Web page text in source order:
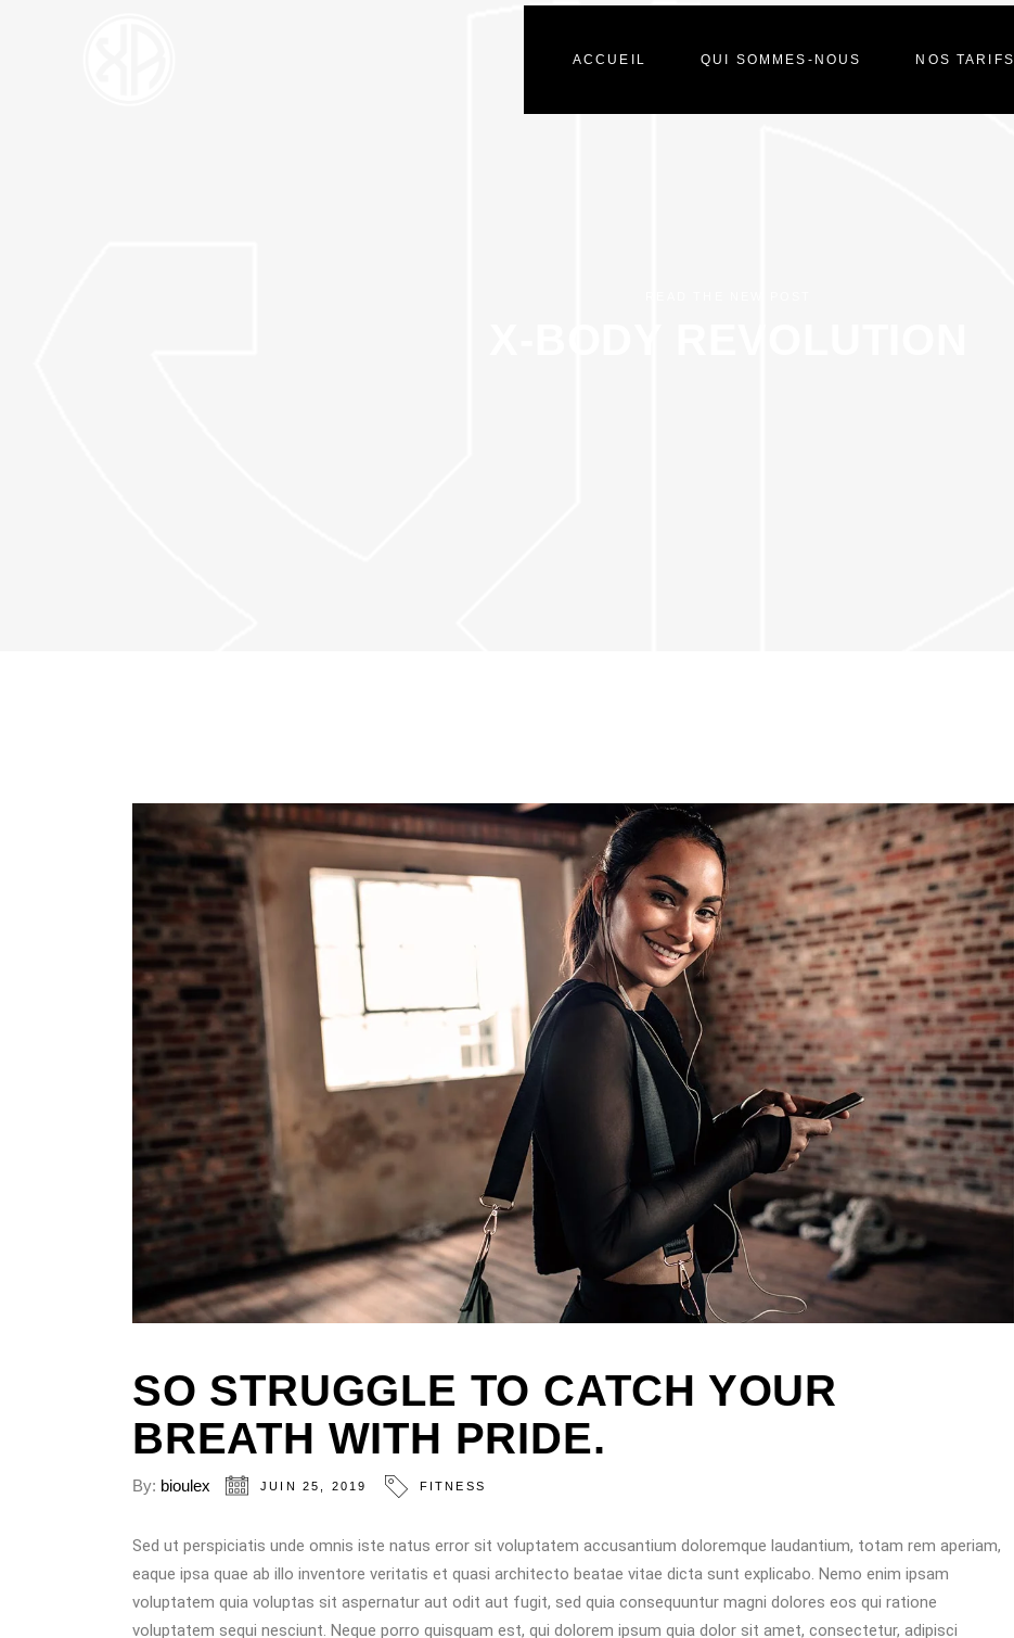
ACCUEIL QUI SOMMES-NOUS NOS TARIFS
SO STRUGGLE TO CATCH YOUR
BREATH WITH PRIDE.
By: bioulex JUIN 25, 2019 FITNESS
Sed ut perspiciatis unde omnis iste natus error sit voluptatem accusantium doloremque laudantium, totam rem aperiam,
eaque ipsa quae ab illo inventore veritatis et quasi architecto beatae vitae dicta sunt explicabo. Nemo enim ipsam
voluptatem quia voluptas sit aspernatur aut odit aut fugit, sed quia consequuntur magni dolores eos qui ratione
voluptatem sequi nesciunt. Neque porro quisquam est, qui dolorem ipsum quia dolor sit amet, consectetur, adipisci